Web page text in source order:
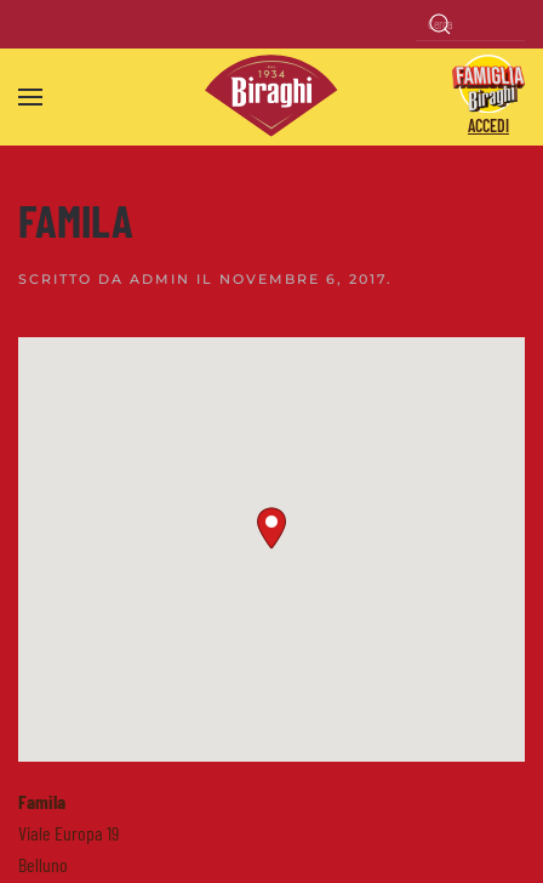
Skip to main content
ACCEDI
FAMILA
SCRITTO DA ADMIN IL NOVEMBRE 6, 2017.
Famila
Viale Europa 19
Belluno